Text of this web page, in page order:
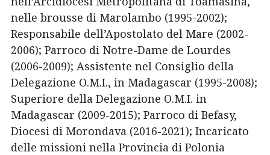
nelle brousse di Marolambo (1995-2002);
Responsabile dell’Apostolato del Mare (2002-
2006); Parroco di Notre-Dame de Lourdes
(2006-2009); Assistente nel Consiglio della
Delegazione O.M.I., in Madagascar (1995-2008);
Superiore della Delegazione O.M.I. in
Madagascar (2009-2015); Parroco di Befasy,
Diocesi di Morondava (2016-2021); Incaricato
delle missioni nella Provincia di Polonia